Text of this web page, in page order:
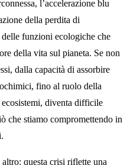
l’accelerazione blu
della perdita di
funzioni ecologiche che
della vita sul pianeta. Se non
dalla capacità di assorbire
fino al ruolo della
diventa difficile
che stiamo compromettendo in
questa crisi riflette una